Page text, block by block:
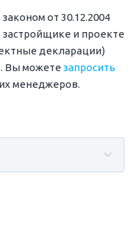
от 30.12.2004
и проекте
декларации)
. Вы можете запросить
менеджеров.